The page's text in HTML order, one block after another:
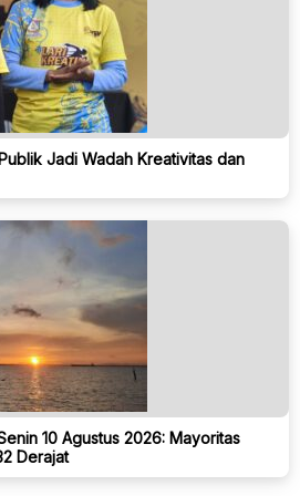
Jadi Wadah Kreativitas dan
10 Agustus 2026: Mayoritas
Derajat